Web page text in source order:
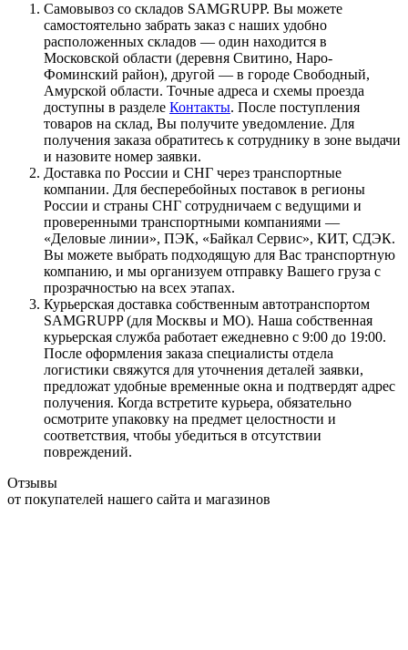
Самовывоз со складов SAMGRUPP. Вы можете
самостоятельно забрать заказ с наших удобно
расположенных складов — один находится в
Московской области (деревня Свитино, Наро-
Фоминский район), другой — в городе Свободный,
Амурской области. Точные адреса и схемы проезда
доступны в разделе Контакты. После поступления
товаров на склад, Вы получите уведомление. Для
получения заказа обратитесь к сотруднику в зоне выдачи
и назовите номер заявки.
Доставка по России и СНГ через транспортные
компании. Для бесперебойных поставок в регионы
России и страны СНГ сотрудничаем с ведущими и
проверенными транспортными компаниями —
«Деловые линии», ПЭК, «Байкал Сервис», КИТ, СДЭК.
Вы можете выбрать подходящую для Вас транспортную
компанию, и мы организуем отправку Вашего груза с
прозрачностью на всех этапах.
Курьерская доставка собственным автотранспортом
SAMGRUPP (для Москвы и МО). Наша собственная
курьерская служба работает ежедневно с 9:00 до 19:00.
После оформления заказа специалисты отдела
логистики свяжутся для уточнения деталей заявки,
предложат удобные временные окна и подтвердят адрес
получения. Когда встретите курьера, обязательно
осмотрите упаковку на предмет целостности и
соответствия, чтобы убедиться в отсутствии
повреждений.
Отзывы
от покупателей нашего сайта и магазинов